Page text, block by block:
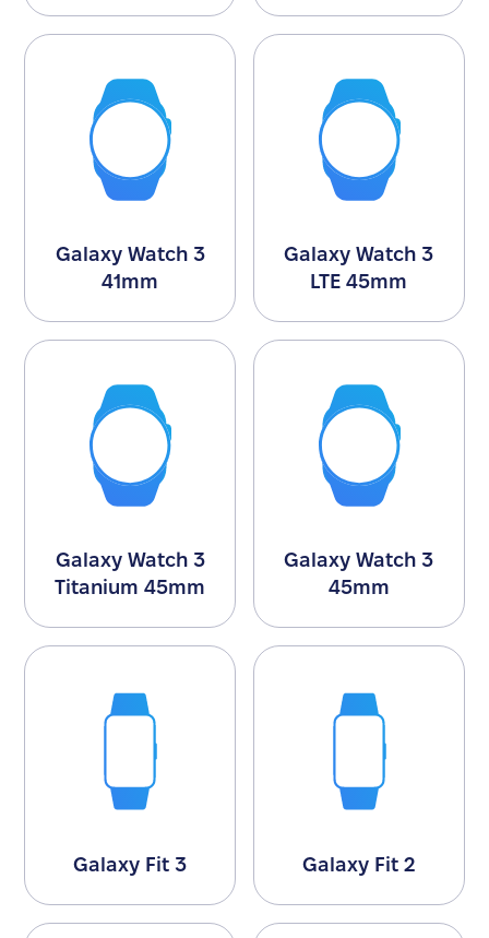
Galaxy Watch 3
41mm
Galaxy Watch 3
LTE 45mm
Galaxy Watch 3
Titanium 45mm
Galaxy Watch 3
45mm
Galaxy Fit 3 Galaxy Fit 2